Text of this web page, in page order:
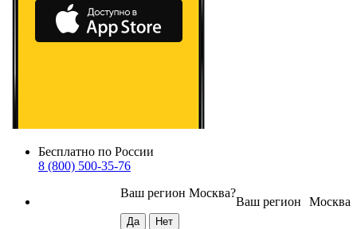
Бесплатно по России
8 (800) 500-35-76
Москва
Ваш регион
Ваш регион Москва?